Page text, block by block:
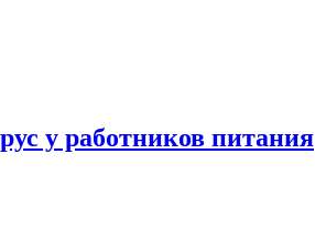
у работников питания